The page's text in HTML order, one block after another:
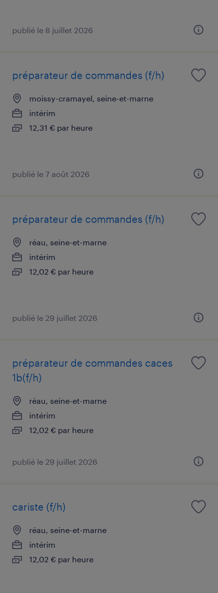
publié le 8 juillet 2026
préparateur de commandes (f/h)
moissy-cramayel, seine-et-marne
intérim
12,31 € par heure
publié le 7 août 2026
préparateur de commandes (f/h)
réau, seine-et-marne
intérim
12,02 € par heure
publié le 29 juillet 2026
préparateur de commandes caces
1b(f/h)
réau, seine-et-marne
intérim
12,02 € par heure
publié le 29 juillet 2026
cariste (f/h)
réau, seine-et-marne
intérim
12,02 € par heure